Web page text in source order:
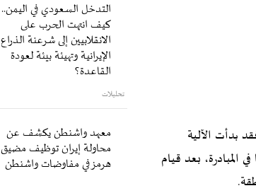
بدأت الآلية
المبادرة، بعد قيام
التدخل السعودي في اليمن..
كيف انتهت الحرب على
الانقلابيين إلى شرعنة الذراع
الإيرانية وتهيئة بيئة لعودة
القاعدة؟
تحليلات
معهد واشنطن يكشف عن
محاولة إيران توظيف مضيق
هرمز في مفاوضات واشنطن